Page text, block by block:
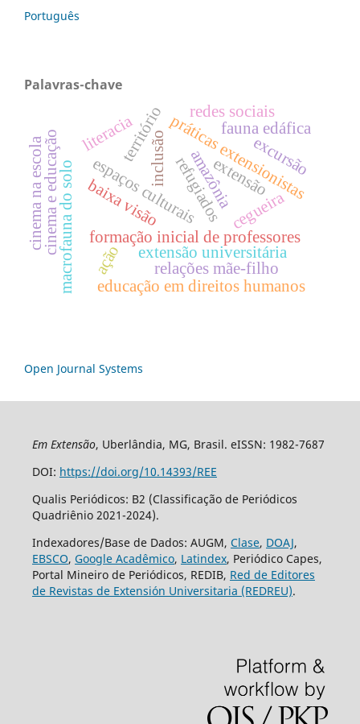
Português
Palavras-chave
espaços culturais
formação inicial de professores
práticas extensionistas
amazônia
macrofauna do solo
fauna edáfica
cinema e educação
cinema na escola
extensão universitária
território
relações mãe-filho
educação em direitos humanos
refugiadoscegueira
baixa visão
literacia
ação
inclusão extensão
redes sociais
excursão
Open Journal Systems
Em Extensão, Uberlândia, MG, Brasil. eISSN: 1982-7687
DOI: https://doi.org/10.14393/REE
Qualis Periódicos: B2 (Classificação de Periódicos
Quadriênio 2021-2024).
Indexadores/Base de Dados: AUGM, Clase, DOAJ,
EBSCO, Google Acadêmico, Latindex, Periódico Capes,
Portal Mineiro de Periódicos, REDIB, Red de Editores
de Revistas de Extensión Universitaria (REDREU).